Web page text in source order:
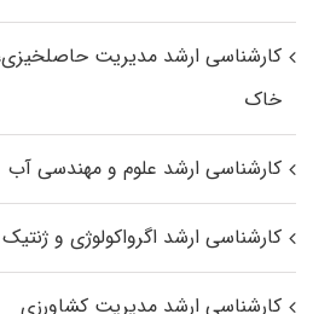
کارشناسی ارشد مدیریت
خاک
کارشناسی ارشد علوم و مهندسی آب
کارشناسی ارشد اگرواکولوژی و
کارشناسی ارشد مدیریت کشاورزی